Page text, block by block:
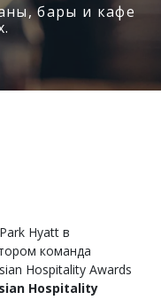
бары и кафе
Hyatt в
команда
Hospitality Awards
Hospitality